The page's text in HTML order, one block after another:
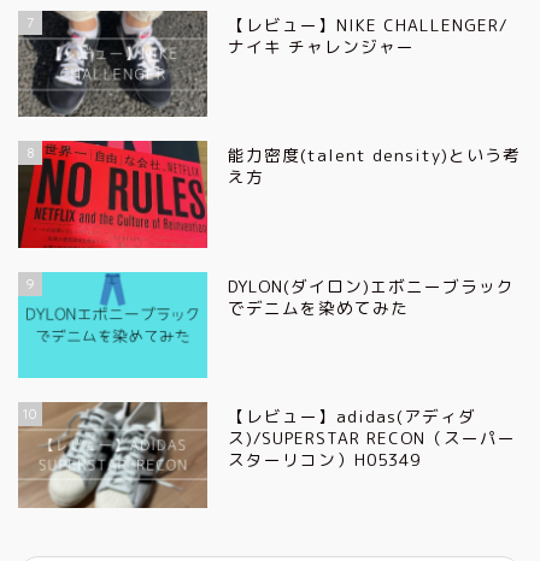
7
【レビュー】NIKE CHALLENGER/
ナイキ チャレンジャー
8
能力密度(talent density)という考
え方
9
DYLON(ダイロン)エボニーブラック
でデニムを染めてみた
10
【レビュー】adidas(アディダ
ス)/SUPERSTAR RECON（スーパー
スターリコン）H05349